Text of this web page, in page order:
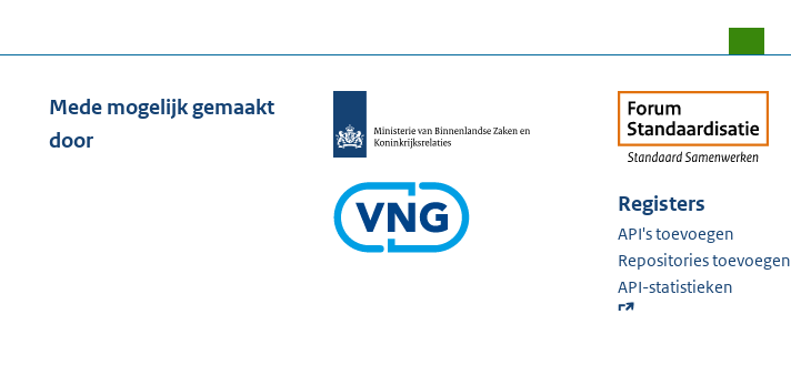
Mede mogelijk gemaakt
door
Registers
API's toevoegen
Repositories toevoegen
API-statistieken